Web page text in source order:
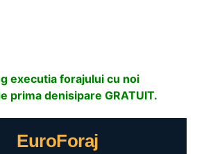
executia forajului cu noi
prima denisipare GRATUIT.
EuroForaj